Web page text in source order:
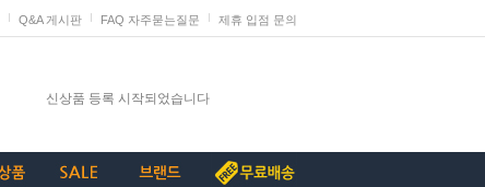
Q&A 게시판 FAQ 자주묻는질문 제휴 입점 문의
[중요+긴급]특허침해 상품에 대한 삭제요청
신상품 등록 시작되었습니다
계약종료상품(단종) 리스트_230907